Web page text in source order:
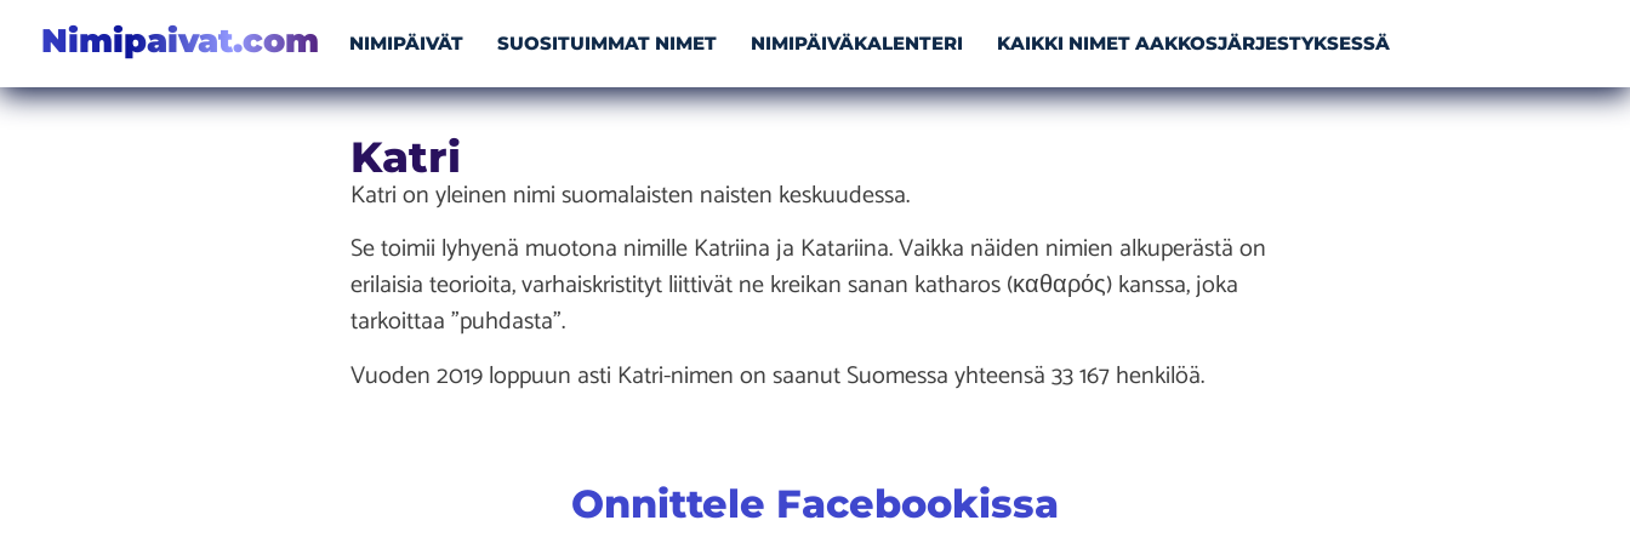
Nimipaivat.com NIMIPÄIVÄT SUOSITUIMMAT NIMET NIMIPÄIVÄKALENTERI KAIKKI NIMET AAKKOSJÄRJESTYKSESSÄ
Katri
Katri on yleinen nimi suomalaisten naisten keskuudessa.
Se toimii lyhyenä muotona nimille Katriina ja Katariina. Vaikka näiden nimien alkuperästä on
erilaisia teorioita, varhaiskristityt liittivät ne kreikan sanan katharos (καθαρός) kanssa, joka
tarkoittaa ”puhdasta”.
Vuoden 2019 loppuun asti Katri-nimen on saanut Suomessa yhteensä 33 167 henkilöä.
Onnittele Facebookissa